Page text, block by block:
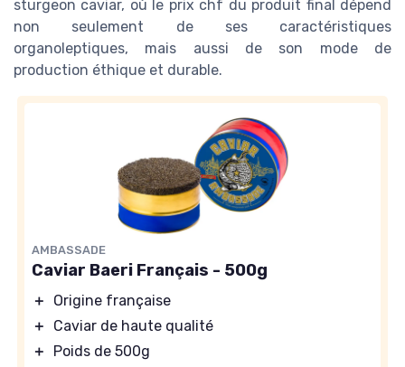
sturgeon caviar, où le prix chf du produit final dépend
non seulement de ses caractéristiques
organoleptiques, mais aussi de son mode de
production éthique et durable.
AMBASSADE
Caviar Baeri Français - 500g
＋
Origine française
＋
Caviar de haute qualité
＋
Poids de 500g